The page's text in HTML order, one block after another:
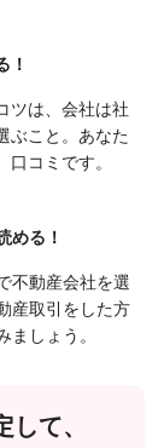
！
ツは、会社は社
ぶこと。あなた
コミです。
める！
不動産会社を選
産取引をした方
しょう。
て、